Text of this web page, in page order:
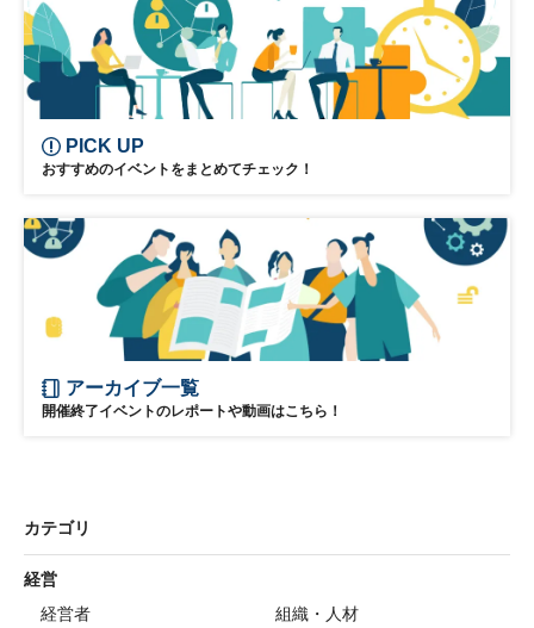
PICK UP
おすすめのイベントをまとめてチェック！
アーカイブ一覧
開催終了イベントのレポートや動画はこちら！
カテゴリ
経営
経営者
組織・人材